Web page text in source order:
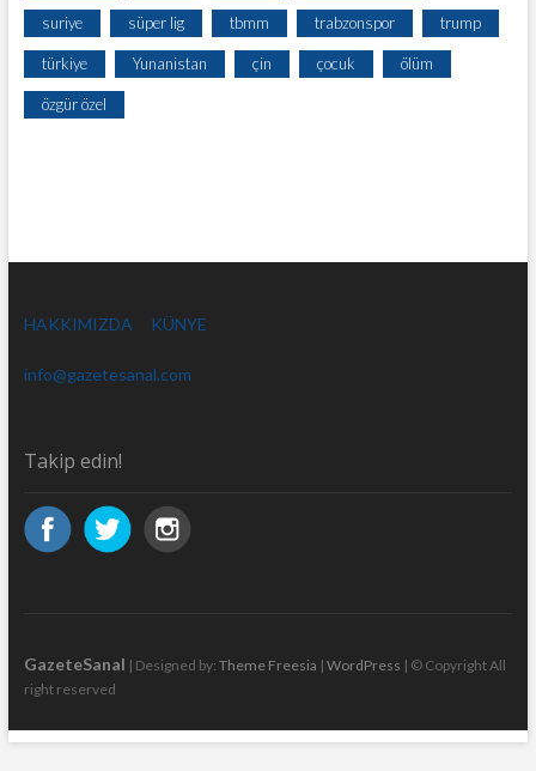
suriye süper lig tbmm trabzonspor trump
türkiye Yunanistan çin çocuk ölüm
özgür özel
HAKKIMIZDA KÜNYE
info@gazetesanal.com
Takip edin!
GazeteSanal | Designed by: Theme Freesia | WordPress | © Copyright All
right reserved